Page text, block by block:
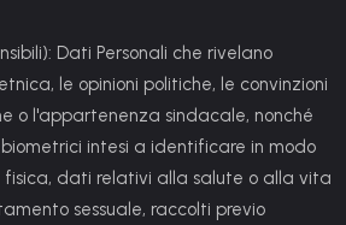
Dati Personali che rivelano
le opinioni politiche, le convinzioni
o l'appartenenza sindacale, nonché
intesi a identificare in modo
fisica, dati relativi alla salute o alla vita
sessuale, raccolti previo